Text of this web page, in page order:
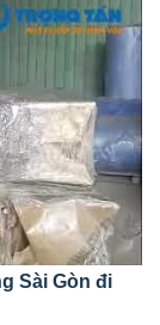
Sài Gòn đi